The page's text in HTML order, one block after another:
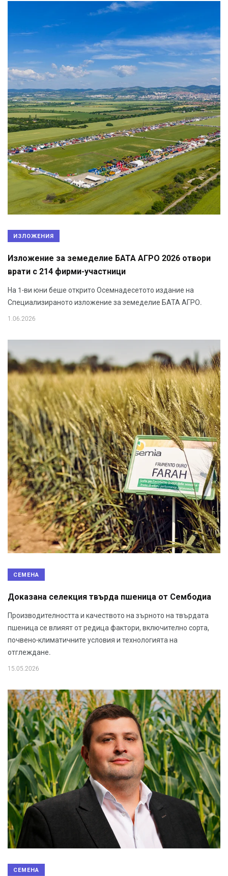
ИЗЛОЖЕНИЯ
Изложение за земеделие БАТА АГРО 2026 отвори
врати с 214 фирми-участници
На 1-ви юни беше открито Осемнадесетото издание на
Специализираното изложение за земеделие БАТА АГРО.
1.06.2026
СЕМЕНА
Доказана селекция твърда пшеница от Сембодиа
Производителността и качеството на зърното на твърдата
пшеница се влияят от редица фактори, включително сорта,
почвено-климатичните условия и технологията на
отглеждане.
15.05.2026
СЕМЕНА